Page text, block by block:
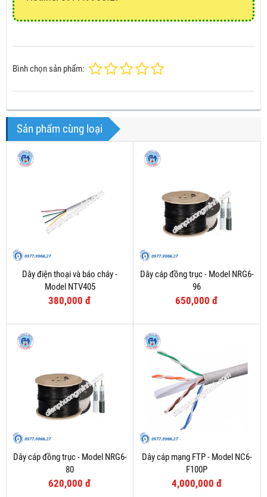
Bình chọn sản phẩm:
Sản phẩm cùng loại
Dây điện thoại và báo cháy -
Model NTV405
380,000 đ
Dây cáp đồng trục - Model NRG6-
96
650,000 đ
Dây cáp đồng trục - Model NRG6-
80
620,000 đ
Dây cáp mạng FTP - Model NC6-
F100P
4,000,000 đ